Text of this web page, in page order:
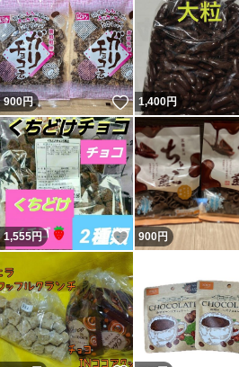
900円 いいね！
1,400円
1,555円 いいね！
900円